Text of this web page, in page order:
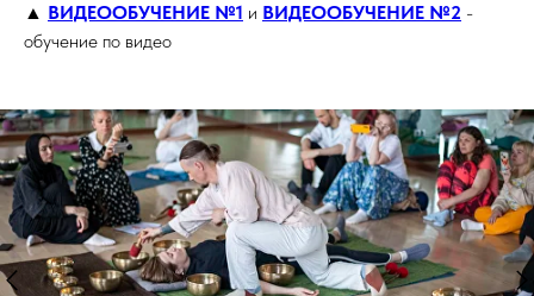
▲ ВИДЕООБУЧЕНИЕ №1 и ВИДЕООБУЧЕНИЕ №2 -
обучение по видео